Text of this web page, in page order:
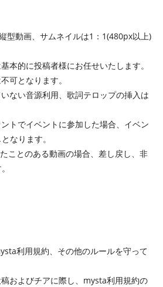
型動画、サムネイルは1：1(480px以上)
本的に投稿者様にお任せいたします。
可となります。
ない音源利用、歌詞テロップの挿入は
トでイベントに参加した場合、イベン
なります。
ことのある動画の場合、差し戻し、非
利用規約、その他のルールを守って
およびチアに際し、mysta利用規約の